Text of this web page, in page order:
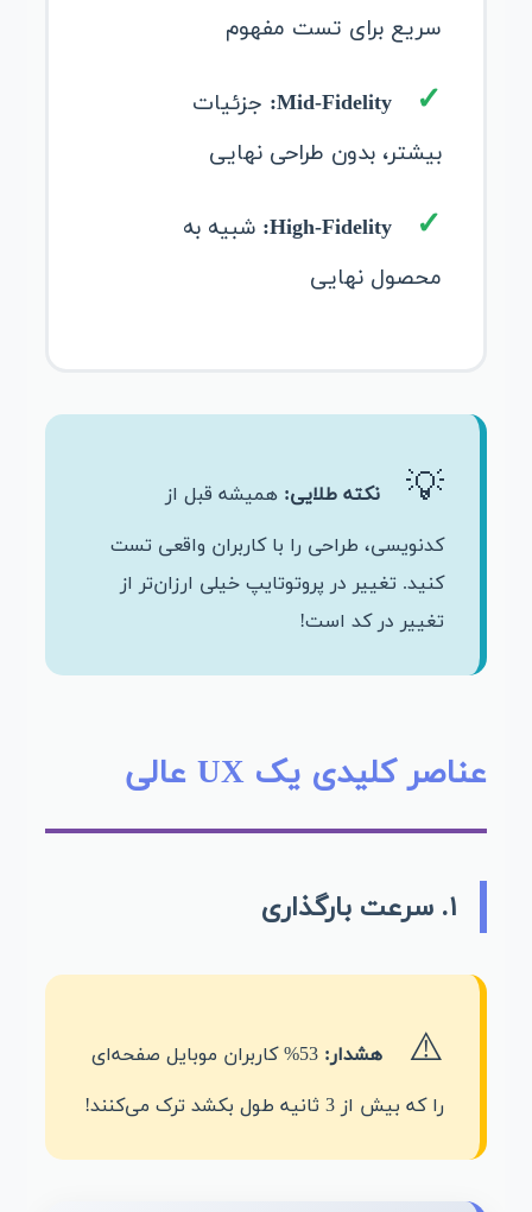
سریع برای تست مفهوم
Mid-Fidelity: جزئیات
بیشتر، بدون طراحی نهایی
High-Fidelity: شبیه به
محصول نهایی
نکته طلایی: همیشه قبل از
کدنویسی، طراحی را با کاربران واقعی تست
کنید. تغییر در پروتوتایپ خیلی ارزان‌تر از
تغییر در کد است!
عناصر کلیدی یک UX عالی
۱. سرعت بارگذاری
هشدار:
53% کاربران موبایل صفحه‌ای
را که بیش از 3 ثانیه طول بکشد ترک می‌کنند!